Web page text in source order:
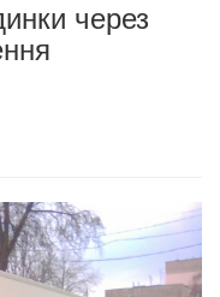
через